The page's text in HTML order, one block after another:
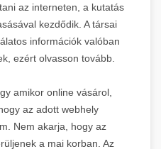
az interneten, a kutatás
kezdődik. A társai
információk valóban
ezért olvasson tovább.
amikor online vásárol,
az adott webhely
Nem akarja, hogy az
a mai korban. Az